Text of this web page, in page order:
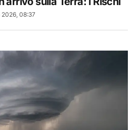
2026, 08:37